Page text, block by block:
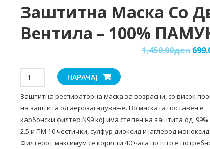
Заштитна Маска Со
Вентила – 100%
1,450.00ден
Заштитна
маска
со
два
вентила
-
100%
НАРАЧАЈ
Заштитна респираторна маска за возрасни, со висок
на заштита од аерозагадување. Во маската поставен е
карбонски филтер N99 кој има степен на заштита од
2.5 и ПМ 10 честички, сулфур диоксид и јаглерод моноксид.
Филтерот максимум се користи 40 часа по што е